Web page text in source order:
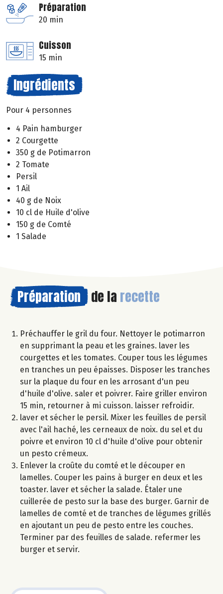
Préparation
20 min
Cuisson
15 min
Ingrédients
Pour 4 personnes
4 Pain hamburger
2 Courgette
350 g de Potimarron
2 Tomate
Persil
1 Ail
40 g de Noix
10 cl de Huile d'olive
150 g de Comté
1 Salade
Préparation de la recette
Préchauffer le gril du four. Nettoyer le potimarron
en supprimant la peau et les graines. laver les
courgettes et les tomates. Couper tous les légumes
en tranches un peu épaisses. Disposer les tranches
sur la plaque du four en les arrosant d'un peu
d'huile d'olive. saler et poivrer. Faire griller environ
15 min, retourner à mi cuisson. laisser refroidir.
laver et sécher le persil. Mixer les feuilles de persil
avec l'ail haché, les cerneaux de noix. du sel et du
poivre et environ 10 cl d'huile d'olive pour obtenir
un pesto crémeux.
Enlever la croûte du comté et le découper en
lamelles. Couper les pains à burger en deux et les
toaster. laver et sécher la salade. Étaler une
cuillerée de pesto sur la base des burger. Garnir de
lamelles de comté et de tranches de légumes grillés
en ajoutant un peu de pesto entre les couches.
Terminer par des feuilles de salade. refermer les
burger et servir.